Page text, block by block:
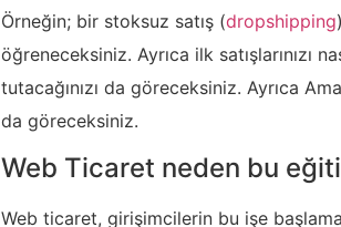
Örneğin; bir stoksuz satış (dropshipping
öğreneceksiniz. Ayrıca ilk satışlarınızı
tutacağınızı da göreceksiniz. Ayrıca
da göreceksiniz.
Web Ticaret neden bu
Web ticaret, girişimcilerin bu işe